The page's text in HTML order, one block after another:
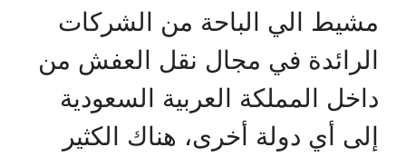
مشيط الي الباحة من الشركات
الرائدة في مجال نقل العفش من
داخل المملكة العربية السعودية
إلى أي دولة أخرى، هناك الكثير